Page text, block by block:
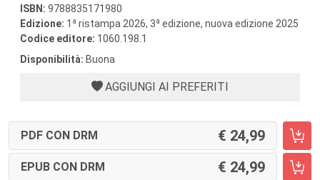
ISBN: 9788835171980
Edizione: 1 a ristampa 2026, 3a edizione, nuova edizione 2025
Codice editore: 1060.198.1
Disponibilità: Buona
AGGIUNGI AI PREFERITI
PDF CON DRM 24,99
EPUB CON DRM 24,99